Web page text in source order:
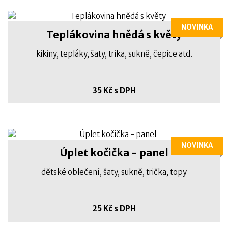
Teplákovina hnědá s květy
kikiny, tepláky, šaty, trika, sukně, čepice atd.
35 Kč s DPH
NOVINKA
Úplet kočička - panel
dětské oblečení, šaty, sukně, trička, topy
25 Kč s DPH
NOVINKA